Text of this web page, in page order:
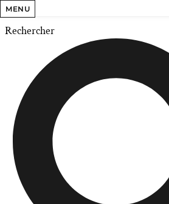
MENU
Rechercher